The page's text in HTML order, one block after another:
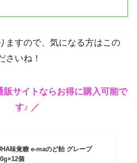
ますので、気になる方はこの
さいね！
販サイトならお得に購入可能で
す♪ ／
味覚糖 e-maのど飴 グレープ
個